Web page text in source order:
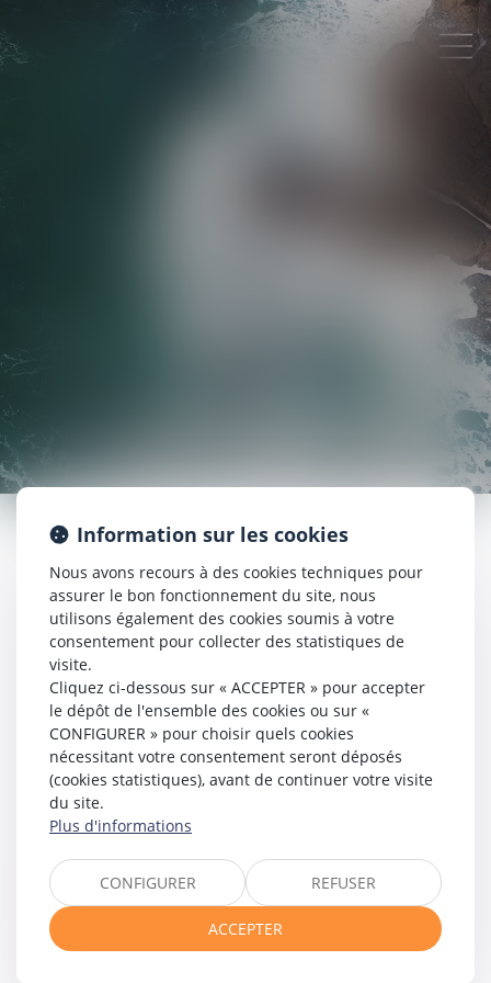
Présentation
Compétences
Droit du travail
Droit de la sécurité sociale
Avocat en cas d'accident du travail
Avocat en cas de maladie professionnelle
Avocat en cas de faute inexcusable de l’employeur
Honoraires
Rendez-vous
Paiement en ligne
Information sur les cookies
Nous avons recours à des cookies techniques pour
assurer le bon fonctionnement du site, nous
utilisons également des cookies soumis à votre
consentement pour collecter des statistiques de
visite.
Cliquez ci-dessous sur « ACCEPTER » pour accepter
le dépôt de l'ensemble des cookies ou sur «
CONFIGURER » pour choisir quels cookies
nécessitant votre consentement seront déposés
(cookies statistiques), avant de continuer votre visite
du site.
Plus d'informations
CONFIGURER REFUSER
ACCEPTER